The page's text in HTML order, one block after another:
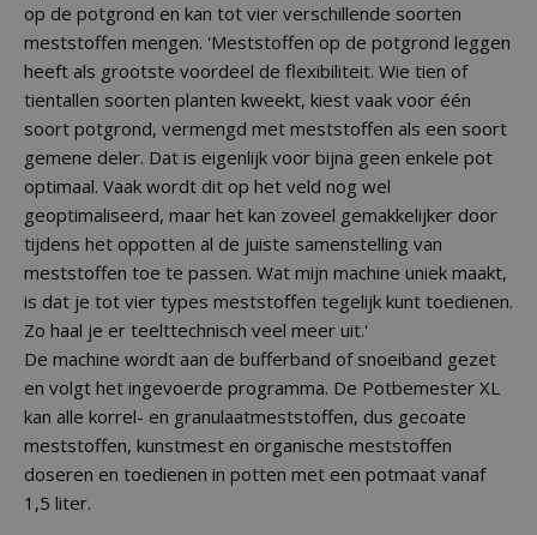
op de potgrond en kan tot vier verschillende soorten
meststoffen mengen. 'Meststoffen op de potgrond leggen
heeft als grootste voordeel de flexibiliteit. Wie tien of
tientallen soorten planten kweekt, kiest vaak voor één
soort potgrond, vermengd met meststoffen als een soort
gemene deler. Dat is eigenlijk voor bijna geen enkele pot
optimaal. Vaak wordt dit op het veld nog wel
geoptimaliseerd, maar het kan zoveel gemakkelijker door
tijdens het oppotten al de juiste samenstelling van
meststoffen toe te passen. Wat mijn machine uniek maakt,
is dat je tot vier types meststoffen tegelijk kunt toedienen.
Zo haal je er teelttechnisch veel meer uit.'
De machine wordt aan de bufferband of snoeiband gezet
en volgt het ingevoerde programma. De Potbemester XL
kan alle korrel- en granulaatmeststoffen, dus gecoate
meststoffen, kunstmest en organische meststoffen
doseren en toedienen in potten met een potmaat vanaf
1,5 liter.